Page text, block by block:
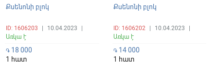
Քսենոնի բլոկ
ID: 1606203 10.04.2023
Առկա է
֏ 18 000
1 հատ
Քսենոնի բլոկ
ID: 1606202 10.04.2023
Առկա է
֏14 000
1 հատ